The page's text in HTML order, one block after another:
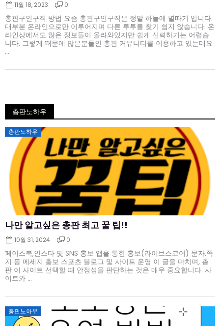
11월 18, 2023 0
총판구인구직 방법 요즘 총판구인구직은 정말 하늘에 별따기 입니다.
대부분 온라인으로만 이루어지며 다른 루투를 찾기 쉽지 않습니다. 온
라인상에서도 많은 정보들이 올라와있지만 쉽게 신뢰하기는 어렵습
니다. 그렇게 때문에 많은분들인 총판 커뮤니티를 이용하고 있는데요
...
총판노하우
총판노하우
나만 알고싶은 총판 최고 꿀 팁!!
Posted
on
10월 31, 2024 0
페이스북,인스타 및 SNS 홍보 앱을 통한 홍보(라이브스코어) 문자,쪽
지 등 메세지 홍보 스포츠 블로그 및 사이트 운영 이 글을 마치며, 총
판 이 사이트 선택할 때 안정성을 판단하는 것은 매우 중요합니다. 사
이트와 ...
총판노하우
Posted
on